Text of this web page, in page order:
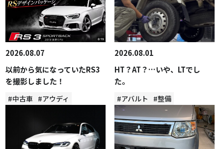
2026.08.07
以前から気になっていたRS3
を撮影しました！
#中古車 #アウディ
2026.08.01
HT？AT？…いや、LTでし
た。
#アバルト #整備